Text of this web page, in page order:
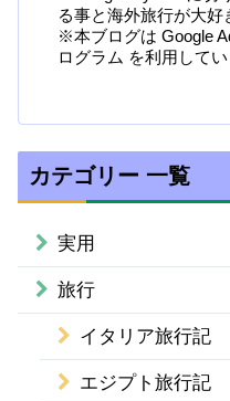
る事と海外旅行が大好
※本ブログは Google
ログラム を利用してい
カテゴリー 一覧
実用
旅行
イタリア旅行記
エジプト旅行記